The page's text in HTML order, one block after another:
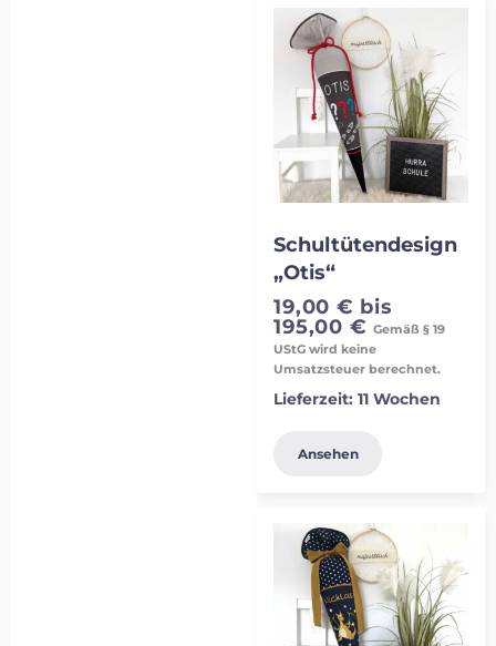
Schultütendesign
„Otis“
19,00 € bis
195,00 € Gemäß § 19
UStG wird keine
Umsatzsteuer berechnet.
Lieferzeit:11 Wochen
Ansehen